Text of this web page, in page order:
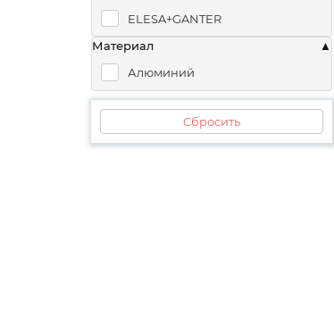
ELESA+GANTER
Материал
Алюминий
Сбросить